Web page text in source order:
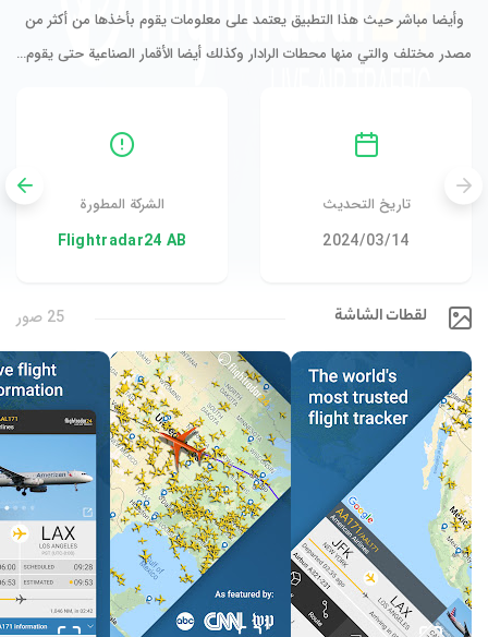
وأيضا مباشر حيث هذا التطبيق يعتمد على معلومات يقوم بأخذها من أكثر من
مصدر مختلف والتي منها محطات الرادار وكذلك أيضا الأقمار الصناعية حتى يقوم…
تاريخ التحديث
14‏/03‏/2024
الشركة المطورة
Flightradar24 AB
لقطات الشاشة 25 صور